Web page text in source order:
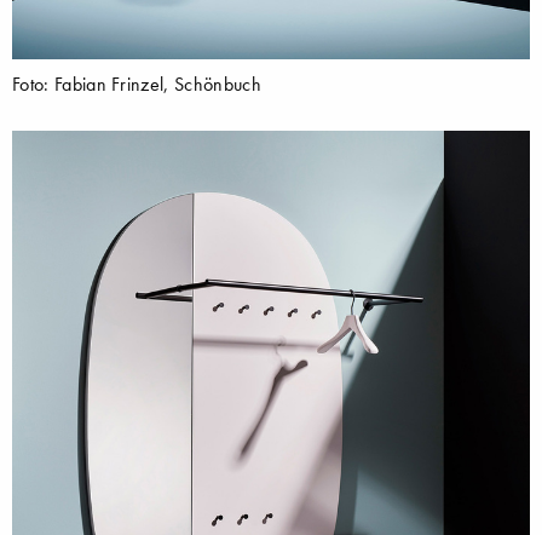
Foto: Fabian Frinzel, Schönbuch